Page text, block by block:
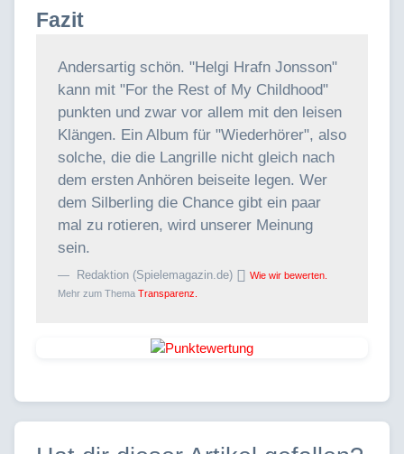
Fazit
Andersartig schön. "Helgi Hrafn Jonsson"
kann mit "For the Rest of My Childhood"
punkten und zwar vor allem mit den leisen
Klängen. Ein Album für "Wiederhörer", also
solche, die die Langrille nicht gleich nach
dem ersten Anhören beiseite legen. Wer
dem Silberling die Chance gibt ein paar
mal zu rotieren, wird unserer Meinung
sein.
Redaktion (Spielemagazin.de)
Wie wir bewerten.
Mehr zum Thema Transparenz.